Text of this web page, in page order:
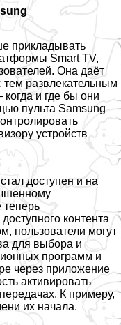
прикладывать
Smart TV,
Она даёт
тем развлекательным
и где бы они
пульта Samsung
устройств
доступен и на
теперь
контента
пользователи могут
для выбора и
программ и
через приложение
активировать
К примеру,
их начала.